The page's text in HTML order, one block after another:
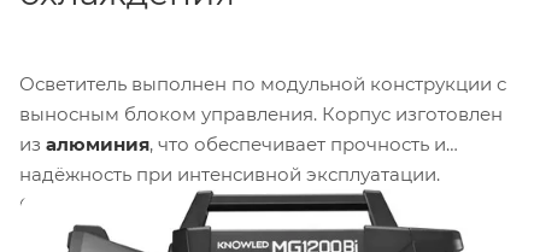
Осветитель выполнен по модульной конструкции с
выносным блоком управления. Корпус изготовлен
из алюминия, что обеспечивает прочность и
надёжность при интенсивной эксплуатации.
Система активного охлаждения с регулируемым
вентилятором имеетчетыре режима работы,